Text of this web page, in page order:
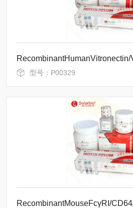
RecombinantHumanVitronectin/
型号：P00329
RecombinantMouseFcγRI/